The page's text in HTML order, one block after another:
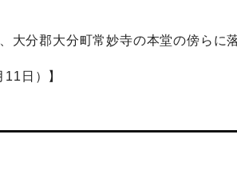
大分郡大分町常妙寺の本堂の傍らに
日）】